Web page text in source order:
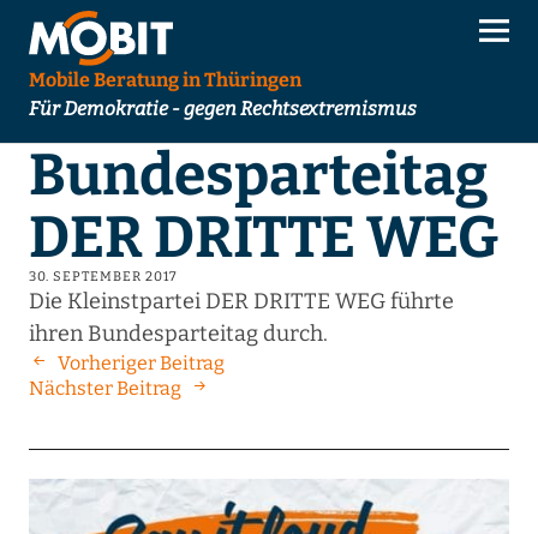
Mobile Beratung in Thüringen
Für Demokratie - gegen Rechtsextremismus
Bundesparteitag
DER DRITTE WEG
30. SEPTEMBER 2017
Die Kleinstpartei DER DRITTE WEG führte
ihren Bundesparteitag durch.
Vorheriger Beitrag
Nächster Beitrag